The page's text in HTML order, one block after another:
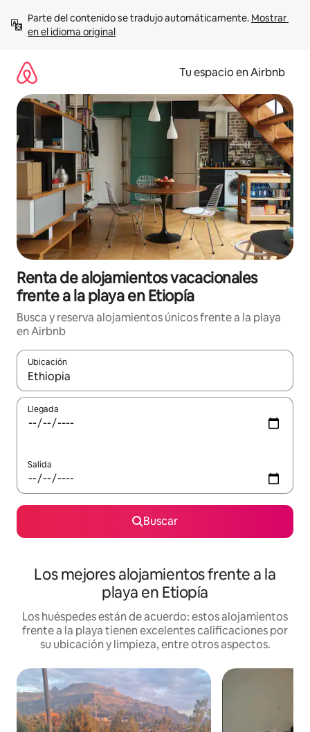
contenido
Parte del contenido se tradujo automáticamente. Mostrar
en el idioma original
Tu espacio en Airbnb
Renta de alojamientos vacacionales
frente a la playa en Etiopía
Busca y reserva alojamientos únicos frente a la playa
en Airbnb
Ubicación
Cuando los resultados estén disponibles, podrás navegar
Llegada
Salida
Buscar
Los mejores alojamientos frente a la
playa en Etiopía
Los huéspedes están de acuerdo: estos alojamientos
frente a la playa tienen excelentes calificaciones por
su ubicación y limpieza, entre otros aspectos.